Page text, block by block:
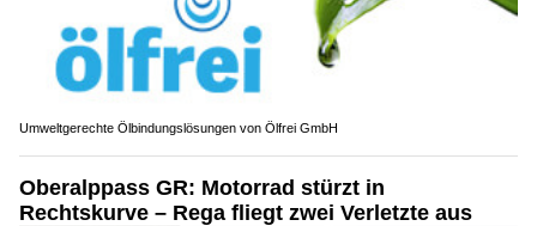
Umweltgerechte Ölbindungslösungen von Ölfrei GmbH
Oberalppass GR: Motorrad stürzt in
Rechtskurve – Rega fliegt zwei Verletzte aus